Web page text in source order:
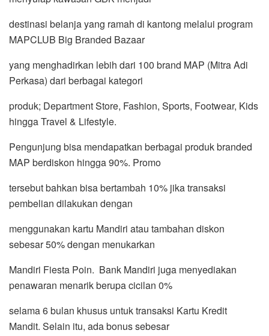
destinasi belanja yang ramah di kantong melalui program
MAPCLUB Big Branded Bazaar
yang menghadirkan lebih dari 100 brand MAP (Mitra Adi
Perkasa) dari berbagai kategori
produk; Department Store, Fashion, Sports, Footwear, Kids
hingga Travel & Lifestyle.
Pengunjung bisa mendapatkan berbagai produk branded
MAP berdiskon hingga 90%. Promo
tersebut bahkan bisa bertambah 10% jika transaksi
pembelian dilakukan dengan
menggunakan kartu Mandiri atau tambahan diskon
sebesar 50% dengan menukarkan
Mandiri Fiesta Poin. Bank Mandiri juga menyediakan
penawaran menarik berupa cicilan 0%
selama 6 bulan khusus untuk transaksi Kartu Kredit
Mandit. Selain itu, ada bonus sebesar